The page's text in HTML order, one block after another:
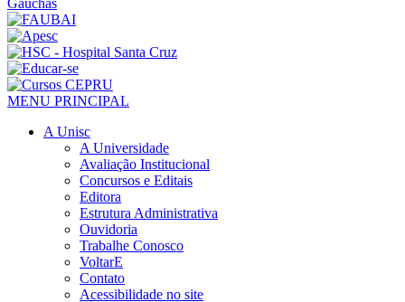
MENU PRINCIPAL
A Unisc
A Universidade
Avaliação Institucional
Concursos e Editais
Editora
Estrutura Administrativa
Ouvidoria
Trabalhe Conosco
VoltarE
Contato
Acessibilidade no site